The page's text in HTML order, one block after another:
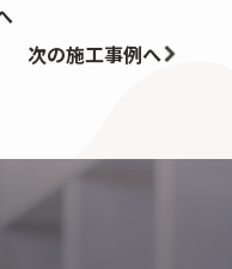
次の施工事例へ